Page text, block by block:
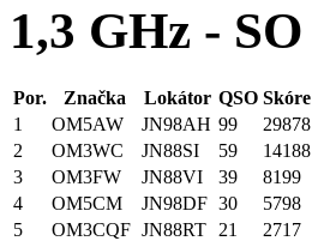
1,3 GHz - SO
Por. Značka Lokátor QSO Skóre
1
OM5AW JN98AH 99 29878
2
OM3WC JN88SI 59 14188
3
OM3FW JN88VI 39 8199
4
OM5CM JN98DF 30 5798
5
OM3CQF JN88RT 21 2717